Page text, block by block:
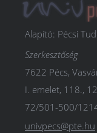
Alapító: Pécsi
Szerkesztőség
7622 Pécs,
I. emelet, 118.,
72/501-500/
univpecs@pte.hu